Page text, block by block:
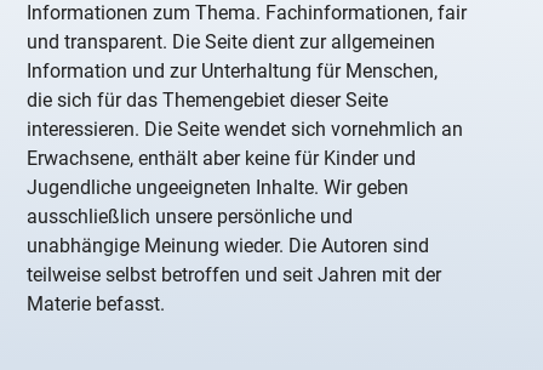
Informationen zum Thema. Fachinformationen, fair
und transparent. Die Seite dient zur allgemeinen
Information und zur Unterhaltung für Menschen,
die sich für das Themengebiet dieser Seite
interessieren. Die Seite wendet sich vornehmlich an
Erwachsene, enthält aber keine für Kinder und
Jugendliche ungeeigneten Inhalte. Wir geben
ausschließlich unsere persönliche und
unabhängige Meinung wieder. Die Autoren sind
teilweise selbst betroffen und seit Jahren mit der
Materie befasst.